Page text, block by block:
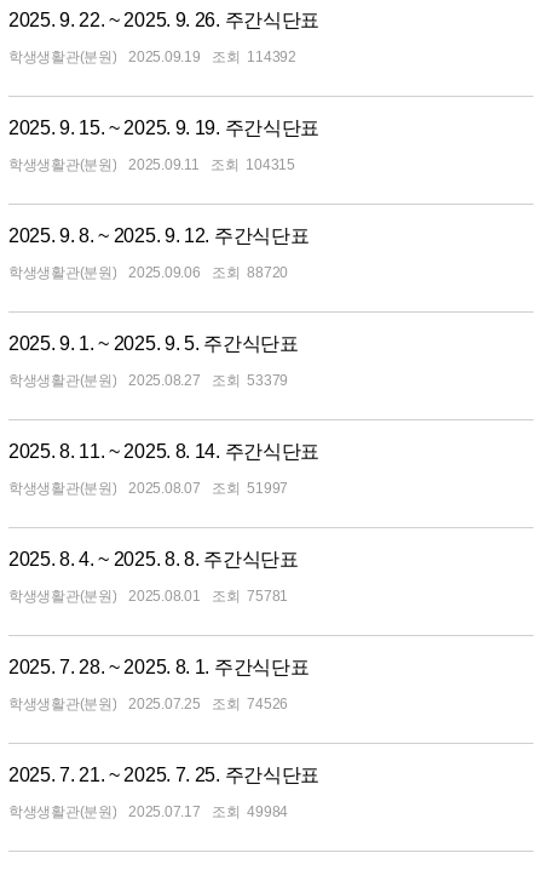
2025. 9. 22. ~ 2025. 9. 26. 주간식단표
학생생활관(분원) 2025.09.19 114392
2025. 9. 15. ~ 2025. 9. 19. 주간식단표
학생생활관(분원) 2025.09.11 104315
2025. 9. 8. ~ 2025. 9. 12. 주간식단표
학생생활관(분원) 2025.09.06 88720
2025. 9. 1. ~ 2025. 9. 5. 주간식단표
학생생활관(분원) 2025.08.27 53379
2025. 8. 11. ~ 2025. 8. 14. 주간식단표
학생생활관(분원) 2025.08.07 51997
2025. 8. 4. ~ 2025. 8. 8. 주간식단표
학생생활관(분원) 2025.08.01 75781
2025. 7. 28. ~ 2025. 8. 1. 주간식단표
학생생활관(분원) 2025.07.25 74526
2025. 7. 21. ~ 2025. 7. 25. 주간식단표
학생생활관(분원) 2025.07.17 49984